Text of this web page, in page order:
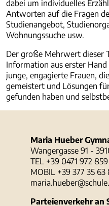
dabei um individuelles
Antworten auf die Fragen
Studienangebot,
Wohnungssuche usw.
Der große Mehrwert dieser
Information aus erster
junge, engagierte Frauen,
gemeistert und Lösungen
gefunden haben und
Maria Hueber
Wangergasse 91 -
TEL +39 0471 972 859
MOBIL +39 377 35 63
Parteienverkehr an